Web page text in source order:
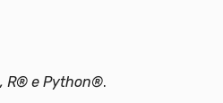
R® e Python®.